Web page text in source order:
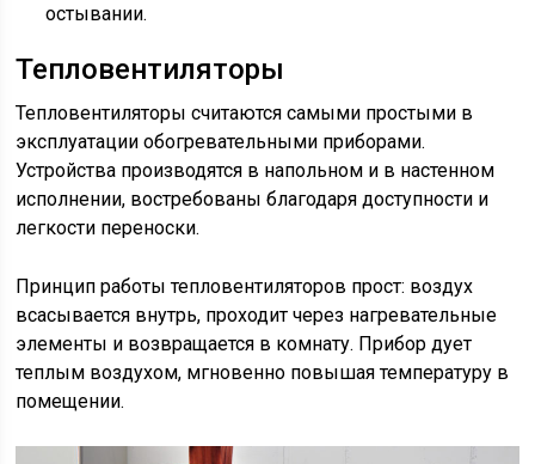
остывании.
Тепловентиляторы
Тепловентиляторы считаются самыми простыми в
эксплуатации обогревательными приборами.
Устройства производятся в напольном и в настенном
исполнении, востребованы благодаря доступности и
легкости переноски.
Принцип работы тепловентиляторов прост: воздух
всасывается внутрь, проходит через нагревательные
элементы и возвращается в комнату. Прибор дует
теплым воздухом, мгновенно повышая температуру в
помещении.